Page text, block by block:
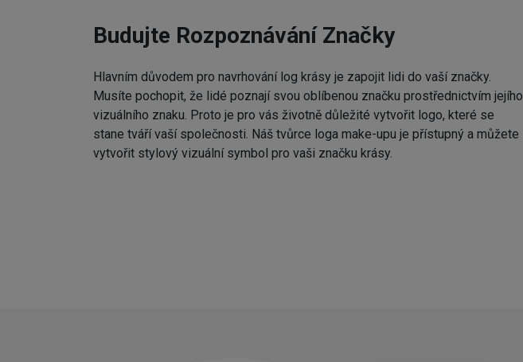
Budujte Rozpoznávání Značky
Hlavním důvodem pro navrhování log krásy je zapojit lidi do vaší značky.
Musíte pochopit, že lidé poznají svou oblíbenou značku prostřednictvím jejího
vizuálního znaku. Proto je pro vás životně důležité vytvořit logo, které se
stane tváří vaší společnosti. Náš tvůrce loga make-upu je přístupný a můžete
vytvořit stylový vizuální symbol pro vaši značku krásy.